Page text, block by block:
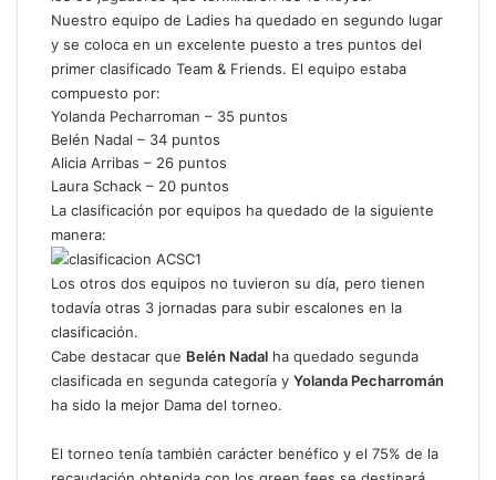
Nuestro equipo de Ladies ha quedado en segundo lugar
y se coloca en un excelente puesto a tres puntos del
primer clasificado Team & Friends. El equipo estaba
compuesto por:
Yolanda Pecharroman – 35 puntos
Belén Nadal – 34 puntos
Alicia Arribas – 26 puntos
Laura Schack – 20 puntos
La clasificación por equipos ha quedado de la siguiente
manera:
Los otros dos equipos no tuvieron su día, pero tienen
todavía otras 3 jornadas para subir escalones en la
clasificación.
Cabe destacar que Belén Nadal ha quedado segunda
clasificada en segunda categoría y Yolanda Pecharromán
ha sido la mejor Dama del torneo.
El torneo tenía también carácter benéfico y el 75% de la